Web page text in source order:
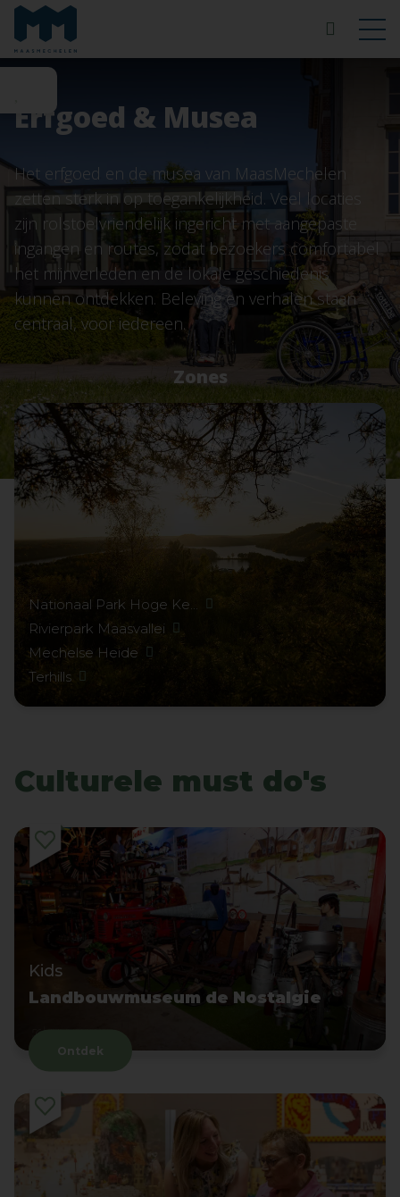
Erfgoed & Musea
Het erfgoed en de musea van MaasMechelen
zetten sterk in op toegankelijkheid. Veel locaties
zijn rolstoelvriendelijk ingericht met aangepaste
ingangen en routes, zodat bezoekers comfortabel
het mijnverleden en de lokale geschiedenis
kunnen ontdekken. Beleving en verhalen staan
centraal, voor iedereen.
Zones
Nationaal Park Hoge Ke...
Rivierpark Maasvallei
Mechelse Heide
Terhills
Culturele must do's
Kids
Landbouwmuseum de Nostalgie
Ontdek